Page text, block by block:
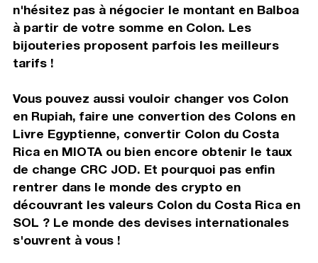
n'hésitez pas à négocier le montant en Balboa
à partir de votre somme en Colon. Les
bijouteries proposent parfois les meilleurs
tarifs !
Vous pouvez aussi vouloir changer vos Colon
en Rupiah, faire une convertion des Colons en
Livre Egyptienne, convertir Colon du Costa
Rica en MIOTA ou bien encore obtenir le taux
de change CRC JOD. Et pourquoi pas enfin
rentrer dans le monde des crypto en
découvrant les valeurs Colon du Costa Rica en
SOL ? Le monde des devises internationales
s'ouvrent à vous !